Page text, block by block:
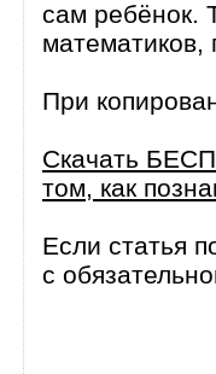
сам ребёнок.
математиков,
При
Скачать
том, как
Если статья
с